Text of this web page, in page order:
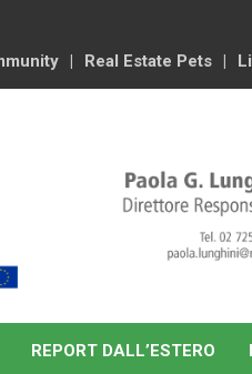
Real Estate Pets
REPORT DALL’ESTERO